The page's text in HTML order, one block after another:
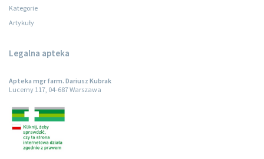
Kategorie
Artykuły
Legalna apteka
Apteka mgr farm. Dariusz Kubrak
Lucerny 117, 04-687 Warszawa